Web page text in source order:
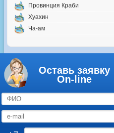
Провинция Краби
Хуахин
Ча-ам
Оставь заявку
On-line